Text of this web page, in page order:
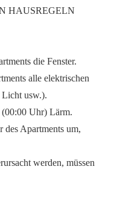
HAUSREGELN
die Fenster.
alle elektrischen
usw.).
Uhr) Lärm.
des Apartments um,
werden, müssen